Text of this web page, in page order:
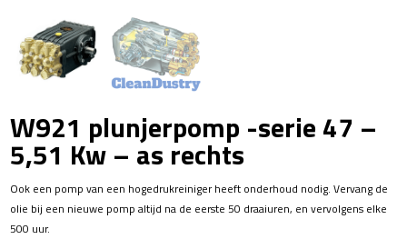
W921 plunjerpomp -serie 47 –
5,51 Kw – as rechts
Ook een pomp van een hogedrukreiniger heeft onderhoud nodig. Vervang de
olie bij een nieuwe pomp altijd na de eerste 50 draaiuren, en vervolgens elke
500 uur.